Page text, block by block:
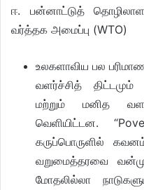
ஈ. பன்னாட்டுத்
வர்த்தக அமைப்பு (WTO)
உலகளாவிய பல
வளர்ச்சித்
மற்றும் மனித
வெளியிட்டன.
கருப்பொருளில்
வறுமைத்தரவை
மோதலில்லா